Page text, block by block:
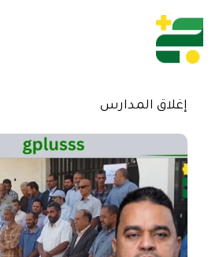
إغلاق المدارس